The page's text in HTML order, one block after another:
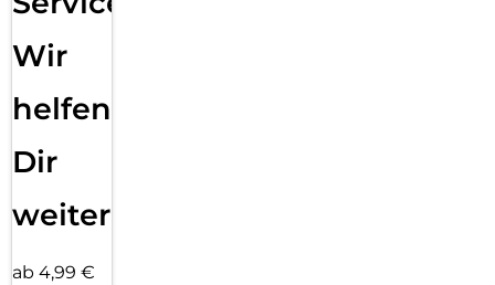
Wir
helfen
Dir
weiter
ab 4,99 €